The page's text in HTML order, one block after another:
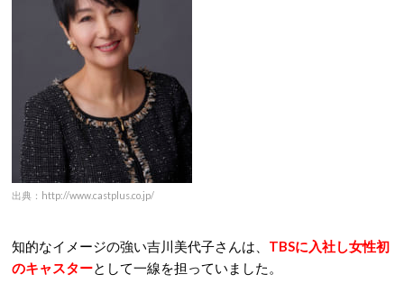
出典：http://www.castplus.co.jp/
知的なイメージの強い吉川美代子さんは、 TBSに入社し女性初
のキャスターとして一線を担っていました。